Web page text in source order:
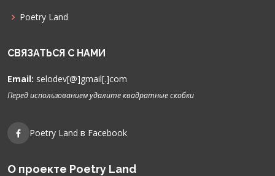
Poetry Land
СВЯЗАТЬСЯ С НАМИ
Email: selodev[@]gmail[.]com
Перед использованием удалите квадратные скобки
Poetry Land в Facebook
О проекте Poetry Land